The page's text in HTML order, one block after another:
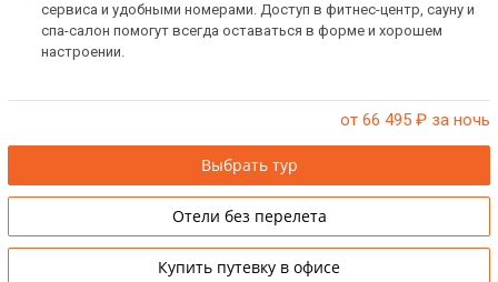
сервиса и удобными номерами. Доступ в фитнес-центр, сауну и
спа-салон помогут всегда оставаться в форме и хорошем
настроении.
от 66 495 ₽ за ночь
Выбрать тур
Отели без перелета
Купить путевку в офисе